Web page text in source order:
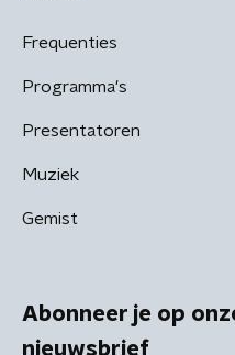
Frequenties
Programma's
Presentatoren
Muziek
Gemist
Abonneer je op
nieuwsbrief